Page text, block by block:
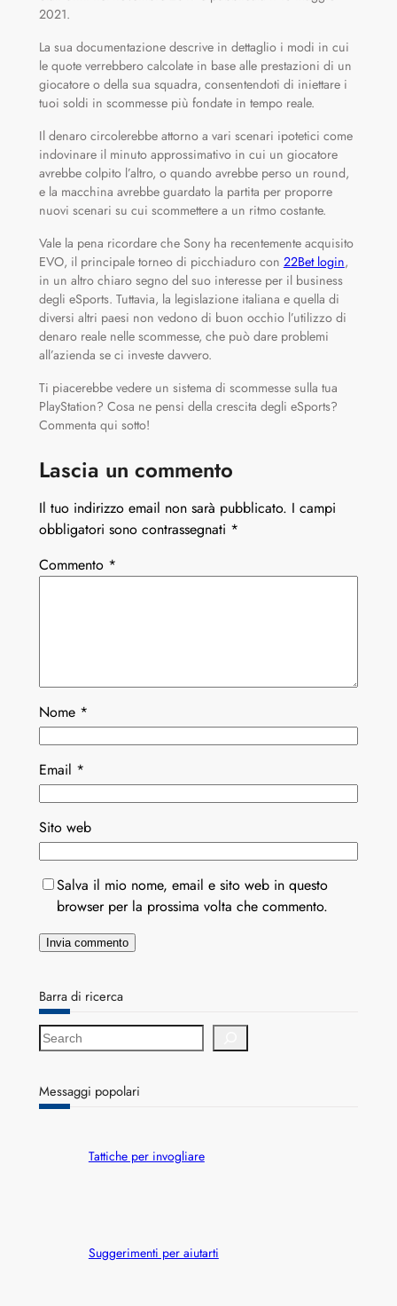
2021.
La sua documentazione descrive in dettaglio i modi in cui
le quote verrebbero calcolate in base alle prestazioni di un
giocatore o della sua squadra, consentendoti di iniettare i
tuoi soldi in scommesse più fondate in tempo reale.
Il denaro circolerebbe attorno a vari scenari ipotetici come
indovinare il minuto approssimativo in cui un giocatore
avrebbe colpito l’altro, o quando avrebbe perso un round,
e la macchina avrebbe guardato la partita per proporre
nuovi scenari su cui scommettere a un ritmo costante.
Vale la pena ricordare che Sony ha recentemente acquisito
EVO, il principale torneo di picchiaduro con 22Bet login,
in un altro chiaro segno del suo interesse per il business
degli eSports. Tuttavia, la legislazione italiana e quella di
diversi altri paesi non vedono di buon occhio l’utilizzo di
denaro reale nelle scommesse, che può dare problemi
all’azienda se ci investe davvero.
Ti piacerebbe vedere un sistema di scommesse sulla tua
PlayStation? Cosa ne pensi della crescita degli eSports?
Commenta qui sotto!
Lascia un commento
Il tuo indirizzo email non sarà pubblicato. I campi
obbligatori sono contrassegnati *
Commento *
Nome *
Email *
Sito web
Salva il mio nome, email e sito web in questo
browser per la prossima volta che commento.
Barra di ricerca
S
e
r
c
Messaggi popolari
Tattiche per invogliare
Suggerimenti per aiutarti